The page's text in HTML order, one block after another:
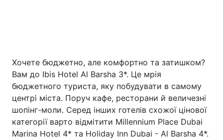
Хочете бюджетно, але комфортно та затишком?
Вам до Ibis Hotel Al Barsha 3*. Це мрія
бюджетного туриста, яку побудувати в самому
центрі міста. Поруч кафе, ресторани й величезні
шопінг-моли. Серед інших готелів схожої цінової
категорії варто відмітити Millennium Place Dubai
Marina Hotel 4* та Holiday Inn Dubai - Al Barsha 4*.